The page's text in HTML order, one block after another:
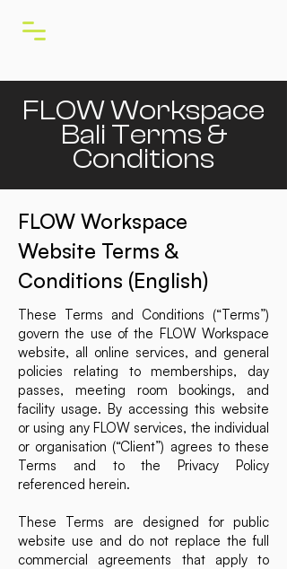
FLOW Workspace
Bali Terms &
Conditions
​FLOW Workspace
Website Terms &
Conditions (English)
These Terms and Conditions (“Terms”)
govern the use of the FLOW Workspace
website, all online services, and general
policies relating to memberships, day
passes, meeting room bookings, and
facility usage. By accessing this website
or using any FLOW services, the individual
or organisation (“Client”) agrees to these
Terms and to the Privacy Policy
referenced herein.
These Terms are designed for public
website use and do not replace the full
commercial agreements that apply to